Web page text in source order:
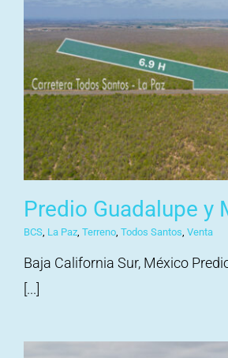
Predio Guadalupe y
BCS, La Paz, Terreno, Todos Santos, Venta
Baja California Sur, México
[...]